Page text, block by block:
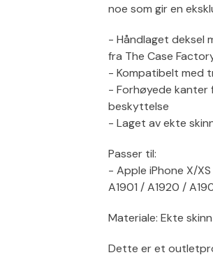
noe som gir en
- Håndlaget deksel
fra The Case
- Kompatibelt med
- Forhøyede kanter
beskyttelse
- Laget av ekte
Passer til:
- Apple iPhone X/
A1901 / A1920 /
Materiale: Ekte skinn
Dette er et